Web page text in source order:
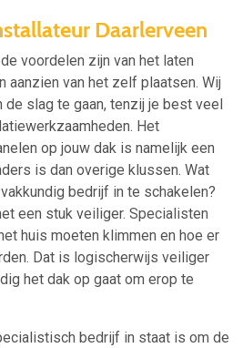
Daarlerveen
voordelen zijn van het laten
aanzien van het zelf plaatsen. Wij
slag te gaan, tenzij je best veel
Het
op jouw dak is namelijk een
is dan overige klussen. Wat
bedrijf in te schakelen?
een stuk veiliger. Specialisten
huis moeten klimmen en hoe er
Dat is logischerwijs veiliger
het dak op gaat om erop te
bedrijf in staat is om de